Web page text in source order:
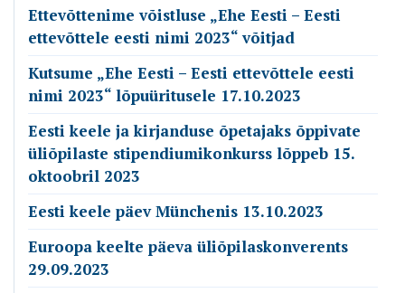
Ettevõttenime võistluse „Ehe Eesti – Eesti
ettevõttele eesti nimi 2023“ võitjad
Kutsume „Ehe Eesti – Eesti ettevõttele eesti
nimi 2023“ lõpuüritusele 17.10.2023
Eesti keele ja kirjanduse õpetajaks õppivate
üliõpilaste stipendiumikonkurss lõppeb 15.
oktoobril 2023
Eesti keele päev Münchenis 13.10.2023
Euroopa keelte päeva üliõpilaskonverents
29.09.2023